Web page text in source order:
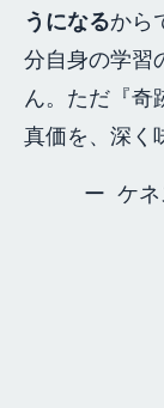
うになるから
分自身の学習
ん。ただ『奇
真価を、深く
ー ケネス